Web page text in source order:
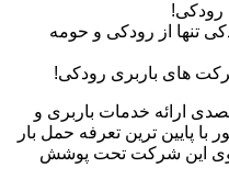
رودکی!
تنها از رودکی و حومه
های باربری رودکی!
ارائه خدمات باربری و
پایین ترین تعرفه حمل بار
این شرکت تحت پوشش